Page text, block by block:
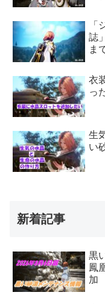
「
誌
ま
衣
っ
生
い
新着記事
黒
鳳
加